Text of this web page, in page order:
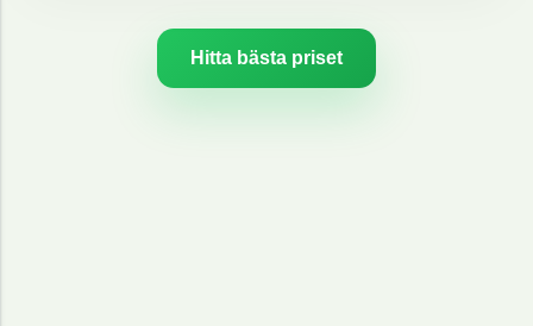
Hitta bästa priset